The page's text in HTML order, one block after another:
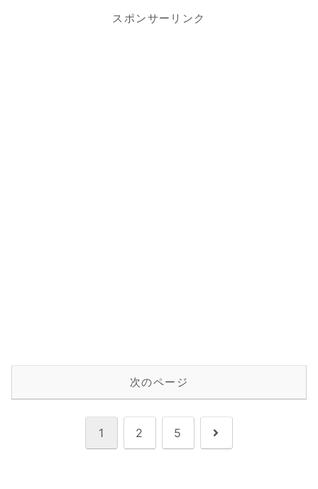
スポンサーリンク
次のページ
1 2 5 次